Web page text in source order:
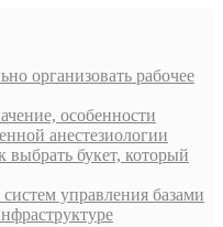
организовать рабочее
особенности
анестезиологии
выбрать букет, который
управления базами